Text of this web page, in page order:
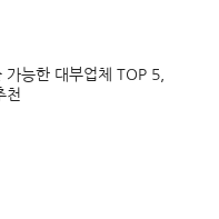
가능한 대부업체 TOP 5,
천